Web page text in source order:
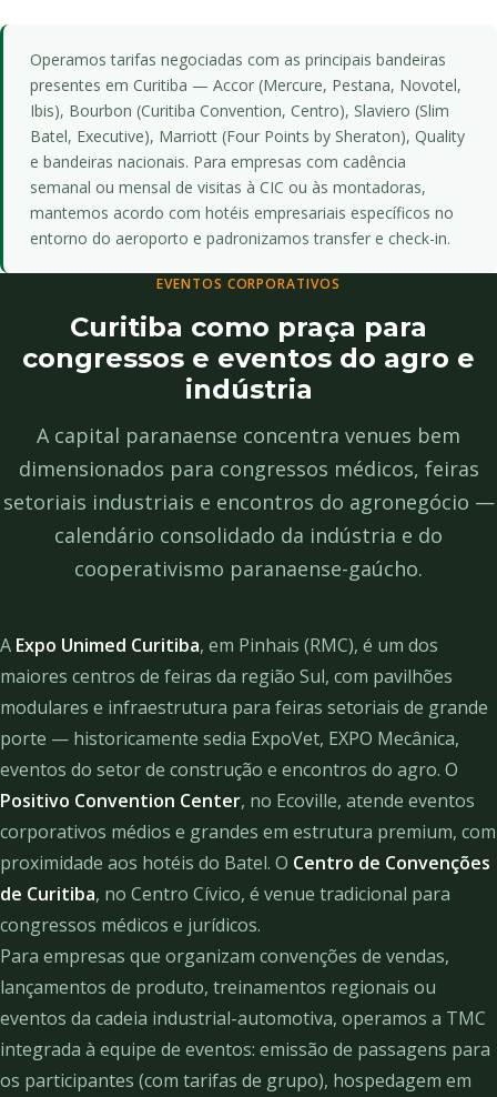
Operamos tarifas negociadas com as principais bandeiras
presentes em Curitiba — Accor (Mercure, Pestana, Novotel,
Ibis), Bourbon (Curitiba Convention, Centro), Slaviero (Slim
Batel, Executive), Marriott (Four Points by Sheraton), Quality
e bandeiras nacionais. Para empresas com cadência
semanal ou mensal de visitas à CIC ou às montadoras,
mantemos acordo com hotéis empresariais específicos no
entorno do aeroporto e padronizamos transfer e check-in.
EVENTOS CORPORATIVOS
Curitiba como praça para
congressos e eventos do agro e
indústria
A capital paranaense concentra venues bem
dimensionados para congressos médicos, feiras
setoriais industriais e encontros do agronegócio —
calendário consolidado da indústria e do
cooperativismo paranaense-gaúcho.
A Expo Unimed Curitiba, em Pinhais (RMC), é um dos
maiores centros de feiras da região Sul, com pavilhões
modulares e infraestrutura para feiras setoriais de grande
porte — historicamente sedia ExpoVet, EXPO Mecânica,
eventos do setor de construção e encontros do agro. O
Positivo Convention Center, no Ecoville, atende eventos
corporativos médios e grandes em estrutura premium, com
proximidade aos hotéis do Batel. O Centro de Convenções
de Curitiba, no Centro Cívico, é venue tradicional para
congressos médicos e jurídicos.
Para empresas que organizam convenções de vendas,
lançamentos de produto, treinamentos regionais ou
eventos da cadeia industrial-automotiva, operamos a TMC
integrada à equipe de eventos: emissão de passagens para
os participantes (com tarifas de grupo), hospedagem em